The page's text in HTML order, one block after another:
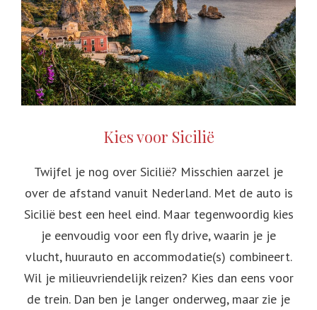
Kies voor Sicilië
Twijfel je nog over Sicilië? Misschien aarzel je
over de afstand vanuit Nederland. Met de auto is
Sicilië best een heel eind. Maar tegenwoordig kies
je eenvoudig voor een fly drive, waarin je je
vlucht, huurauto en accommodatie(s) combineert.
Wil je milieuvriendelijk reizen? Kies dan eens voor
de trein. Dan ben je langer onderweg, maar zie je